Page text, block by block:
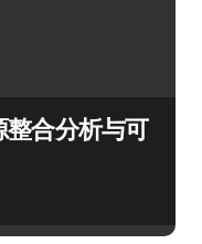
合分析与可